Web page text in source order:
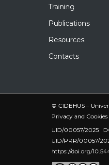
Training
Publications
Resources
Contacts
© CIDEHUS –
Privacy and
UID/00057/2025 |
UID/PRR/00057/
https://doi.org/